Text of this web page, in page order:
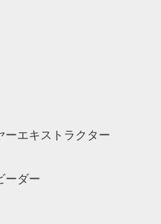
ーエキストラクター
ーダー